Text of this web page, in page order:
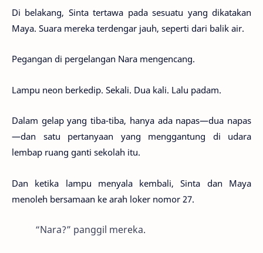
Di belakang, Sinta tertawa pada sesuatu yang dikatakan
Maya. Suara mereka terdengar jauh, seperti dari balik air.
Pegangan di pergelangan Nara mengencang.
Lampu neon berkedip. Sekali. Dua kali. Lalu padam.
Dalam gelap yang tiba-tiba, hanya ada napas—dua napas
—dan satu pertanyaan yang menggantung di udara
lembap ruang ganti sekolah itu.
Dan ketika lampu menyala kembali, Sinta dan Maya
menoleh bersamaan ke arah loker nomor 27.
“Nara?” panggil mereka.